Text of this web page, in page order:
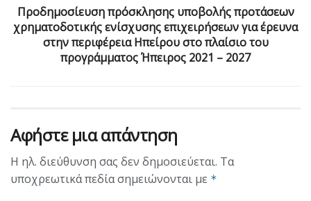
Προδημοσίευση πρόσκλησης υποβολής προτάσεων
χρηματοδοτικής ενίσχυσης επιχειρήσεων για έρευνα
στην περιφέρεια Ηπείρου στο πλαίσιο του
προγράμματος Ήπειρος 2021 – 2027
Αφήστε μια απάντηση
Η ηλ. διεύθυνση σας δεν δημοσιεύεται. Τα
υποχρεωτικά πεδία σημειώνονται με *